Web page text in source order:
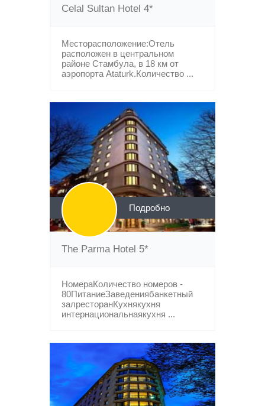
Celal Sultan Hotel 4*
Месторасположение:Отель
расположен в центральном
районе Стамбула, в 18 км от
аэропорта Ataturk.Количество ...
Подробно
The Parma Hotel 5*
НомераКоличество номеров -
80ПитаниеЗаведениябанкетный
залресторанКухнякухня
интернациональнаякухня ...